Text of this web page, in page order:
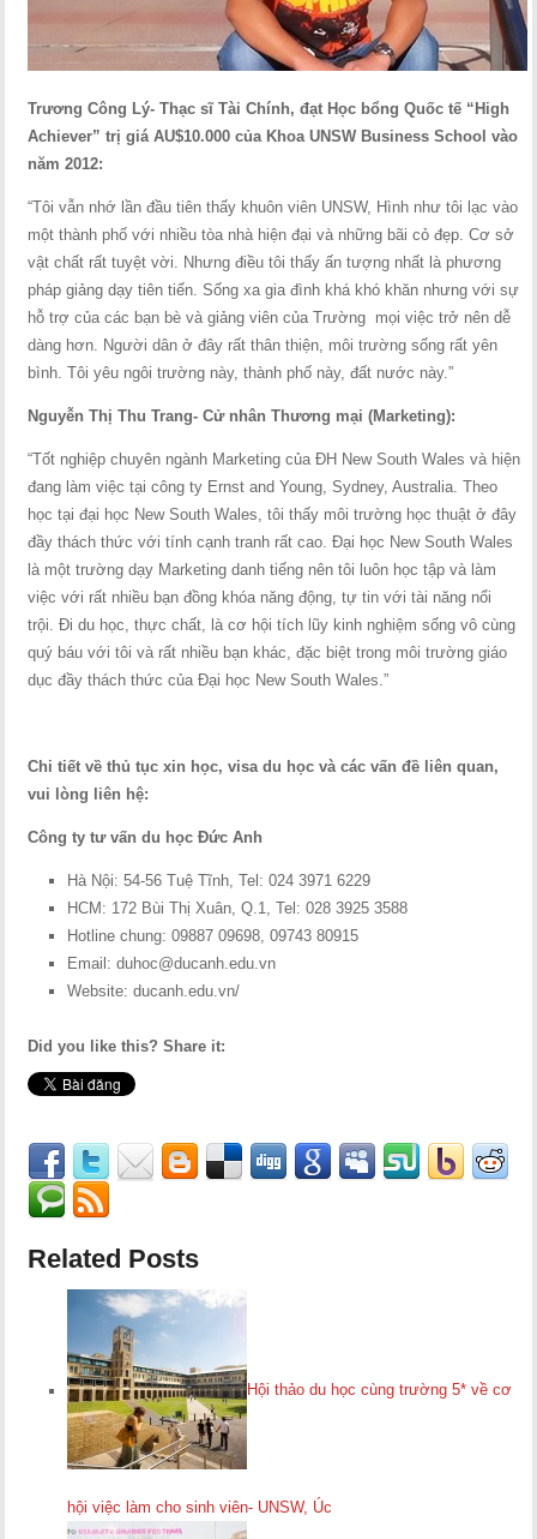
Trương Công Lý- Thạc sĩ Tài Chính, đạt Học bổng Quốc tế “High
Achiever” trị giá AU$10.000 của Khoa UNSW Business School vào
năm 2012:
“Tôi vẫn nhớ lần đầu tiên thấy khuôn viên UNSW, Hình như tôi lạc vào
một thành phố với nhiều tòa nhà hiện đại và những bãi cỏ đẹp. Cơ sở
vật chất rất tuyệt vời. Nhưng điều tôi thấy ấn tượng nhất là phương
pháp giảng dạy tiên tiến. Sống xa gia đình khá khó khăn nhưng với sự
hỗ trợ của các bạn bè và giảng viên của Trường mọi việc trở nên dễ
dàng hơn. Người dân ở đây rất thân thiện, môi trường sống rất yên
bình. Tôi yêu ngôi trường này, thành phố này, đất nước này.”
Nguyễn Thị Thu Trang- Cử nhân Thương mại (Marketing):
“Tốt nghiệp chuyên ngành Marketing của ĐH New South Wales và hiện
đang làm việc tại công ty Ernst and Young, Sydney, Australia. Theo
học tại đại học New South Wales, tôi thấy môi trường học thuật ở đây
đầy thách thức với tính cạnh tranh rất cao. Đại học New South Wales
là một trường dạy Marketing danh tiếng nên tôi luôn học tập và làm
việc với rất nhiều bạn đồng khóa năng động, tự tin với tài năng nổi
trội. Đi du học, thực chất, là cơ hội tích lũy kinh nghiệm sống vô cùng
quý báu với tôi và rất nhiều bạn khác, đặc biệt trong môi trường giáo
dục đầy thách thức của Đại học New South Wales.”
Chi tiết về thủ tục xin học, visa du học và các vấn đề liên quan,
vui lòng liên hệ:
Công ty tư vấn du học Đức Anh
Hà Nội: 54-56 Tuệ Tĩnh, Tel: 024 3971 6229
HCM: 172 Bùi Thị Xuân, Q.1, Tel: 028 3925 3588
Hotline chung: 09887 09698, 09743 80915
Email:duhoc@ducanh.edu.vn
Website: ducanh.edu.vn/
Did you like this? Share it:
Related Posts
Hội thảo du học cùng trường 5* về cơ
hội việc làm cho sinh viên- UNSW, Úc